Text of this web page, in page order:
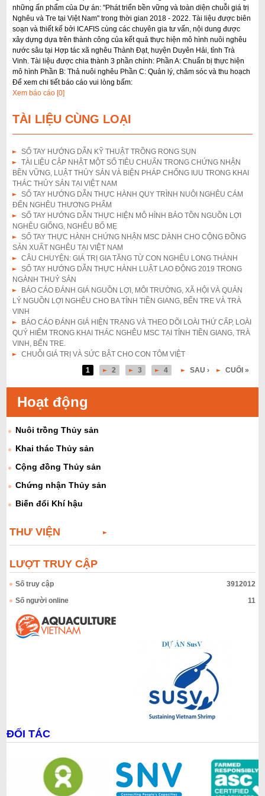
i
ế
m
những ấn phẩm của Dự án: "Phát triển bền vững và toàn diện chuỗi giá trị
Nghêu và Tre tại Việt Nam" trong thời gian 2018 - 2022. Tài liệu được biên
soạn và thiết kế bởi ICAFIS cùng các chuyên gia tư vấn, nội dung được
xây dựng dựa trên thành công của kết quả thực hiện mô hình nuôi nghêu
nước sâu tại Hợp tác xã nghêu Thành Đạt, huyện Duyên Hải, tỉnh Trà
Vinh. Tài liệu được chia thành 3 phần chính: Phần A: Chuẩn bị thực hiện
mô hình Phần B: Thả nuôi nghêu Phần C: Quản lý, chăm sóc và thu hoạch
Để xem chi tiết báo cáo vui lòng bấm:
Xem báo cáo [0]
TÀI LIỆU CÙNG LOẠI
SỔ TAY HƯỚNG DẪN KỸ THUẬT TRỒNG RONG SỤN
TÀI LIỆU CẬP NHẬT MỘT SỐ TIÊU CHUẨN TRONG CHỨNG NHẬN
BỀN VỮNG, LUẬT THỦY SẢN VÀ BIỆN PHÁP CHỐNG IUU TRONG KHAI
THÁC THỦY SẢN TẠI VIỆT NAM
SỔ TAY HƯỚNG DẪN THỰC HÀNH QUY TRÌNH NUÔI NGHÊU CÁM
ĐẾN NGHÊU THƯƠNG PHẨM
SỔ TAY HƯỚNG DẪN THỰC HIỆN MÔ HÌNH BẢO TỒN NGUỒN LỢI
NGHÊU GIỐNG, NGHÊU BỐ MẸ
SỔ TAY THỰC HÀNH CHỨNG NHẬN MSC DÀNH CHO CỘNG ĐỒNG
SẢN XUẤT NGHÊU TẠI VIỆT NAM
CÂU CHUYỆN: GIÁ TRỊ GIA TĂNG TỪ CON NGHÊU LONG THÀNH
SỔ TAY HƯỚNG DẪN THỰC HÀNH LUẬT LAO ĐỘNG 2019 TRONG
NGÀNH THUỶ SẢN
BÁO CÁO ĐÁNH GIÁ NGUỒN LỢI, MÔI TRƯỜNG, XÃ HỘI VÀ QUẢN
LÝ NGUỒN LỢI NGHÊU CHO BA TỈNH TIỀN GIANG, BẾN TRE VÀ TRÀ
VINH
BÁO CÁO ĐÁNH GIÁ HIỆN TRẠNG VÀ THEO DÕI LOÀI THỨ CẤP, LOÀI
QUÝ HIẾM TRONG KHAI THÁC NGHÊU MSC TẠI TỈNH TIỀN GIANG, TRÀ
VINH, BẾN TRE.
CHUỖI GIÁ TRỊ VÀ SỨC BẬT CHO CON TÔM VIỆT
a
n
g
1 2 3 4 SAU › CUỐI »
Hoạt động
Nuôi trồng Thủy sản
Khai thác Thủy sản
Cộng đồng Thủy sản
Chứng nhận Thủy sản
Biến đổi Khí hậu
THƯ VIỆN
LƯỢT TRUY CẬP
Số truy cập
3912012
Số người online
11
ĐỐI TÁC